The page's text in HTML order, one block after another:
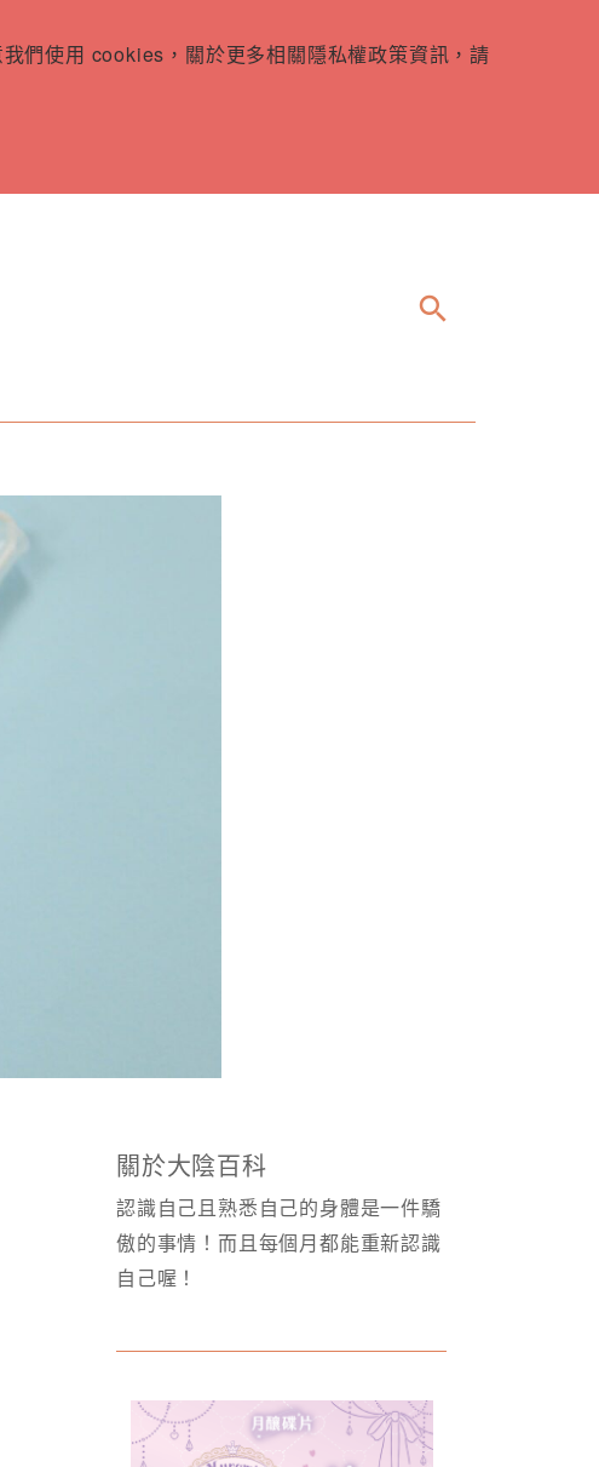
們使用 cookies，關於更多相關隱私權政策資訊，請
search
關於大陰百科
認識自己且熟悉自己的身體是一件驕
傲的事情！而且每個月都能重新認識
自己喔！